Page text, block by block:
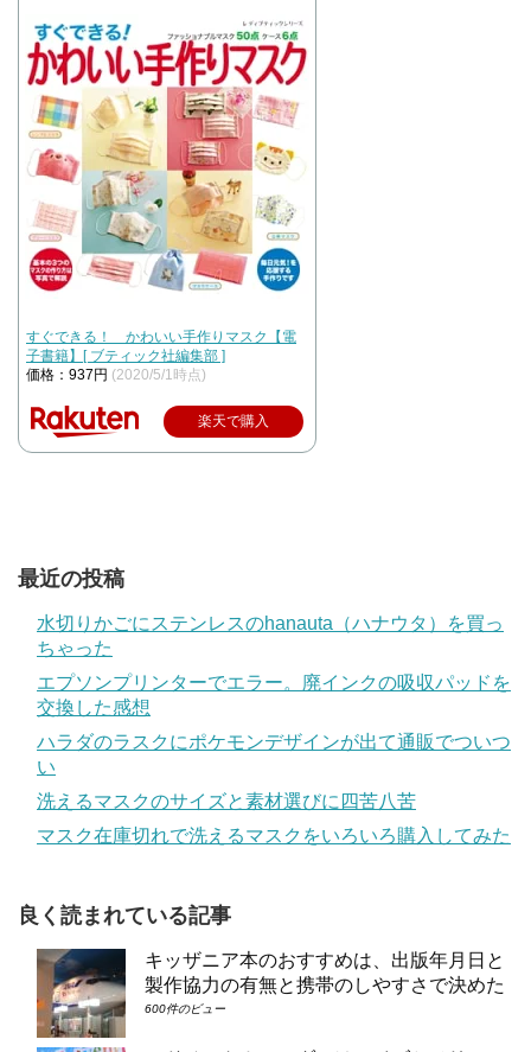
すぐできる！ かわいい手作りマスク【電
子書籍】[ ブティック社編集部 ]
価格：937円 (2020/5/1時点)
楽天で購入
最近の投稿
水切りかごにステンレスのhanauta（ハナウタ）を買っ
ちゃった
エプソンプリンターでエラー。廃インクの吸収パッドを
交換した感想
ハラダのラスクにポケモンデザインが出て通販でついつ
い
洗えるマスクのサイズと素材選びに四苦八苦
マスク在庫切れで洗えるマスクをいろいろ購入してみた
良く読まれている記事
キッザニア本のおすすめは、出版年月日と
製作協力の有無と携帯のしやすさで決めた
600件のビュー